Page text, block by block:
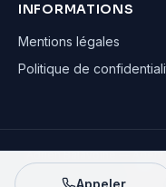
INFORMATIONS
Mentions légales
Politique de
Adrien Balavoine—
Appeler